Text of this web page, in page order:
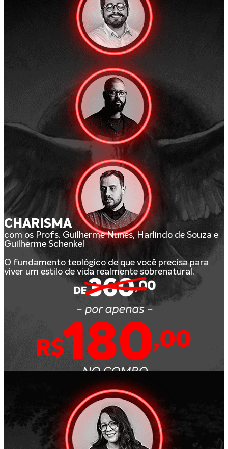
CHARISMA
com os Profs. Guilherme Nunes, Harlindo de Souza e
Guilherme Schenkel
O fundamento teológico de que você precisa para
viver um estilo de vida realmente sobrenatural.